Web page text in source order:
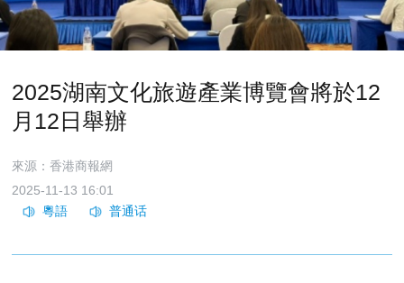
2025湖南文化旅遊產業博覽會將於12
月12日舉辦
來源：香港商報網
2025-11-13 16:01